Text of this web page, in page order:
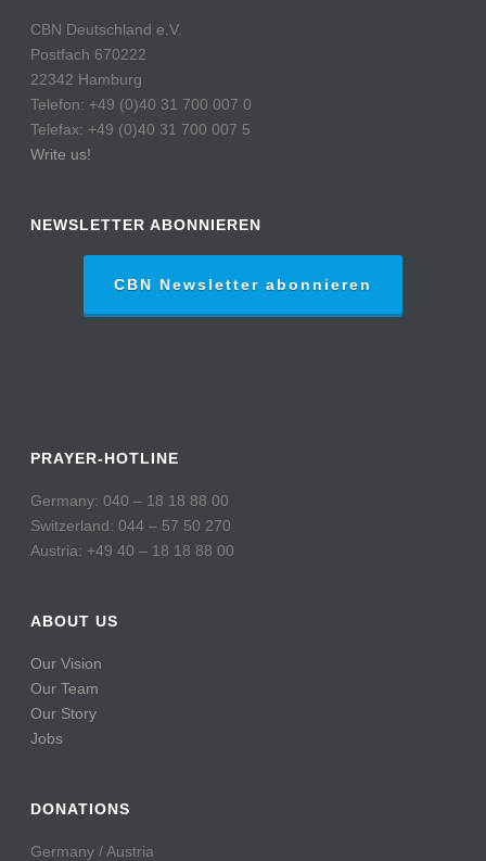
CBN Deutschland e.V.
Postfach 670222
22342 Hamburg
Telefon: +49 (0)40 31 700 007 0
Telefax: +49 (0)40 31 700 007 5
Write us!
NEWSLETTER ABONNIEREN
CBN Newsletter abonnieren
PRAYER-HOTLINE
Germany: 040 – 18 18 88 00
Switzerland: 044 – 57 50 270
Austria: +49 40 – 18 18 88 00
ABOUT US
Our Vision
Our Team
Our Story
Jobs
DONATIONS
Germany / Austria